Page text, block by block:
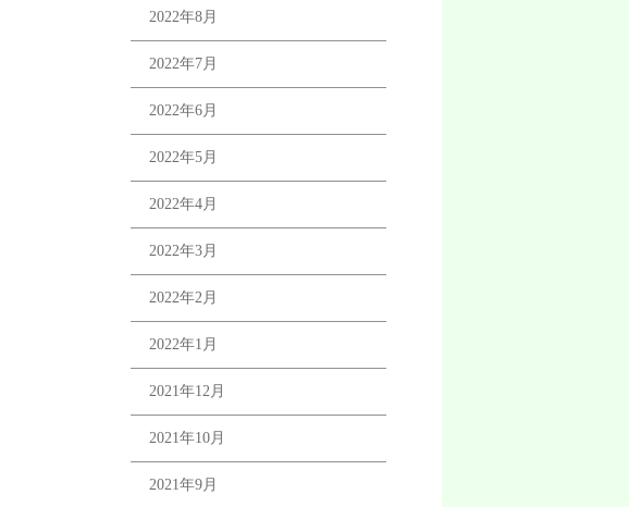
2022年8月
2022年7月
2022年6月
2022年5月
2022年4月
2022年3月
2022年2月
2022年1月
2021年12月
2021年10月
2021年9月